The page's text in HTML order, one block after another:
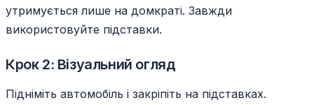
утримується лише на домкраті. Завжди
використовуйте підставки.
Крок 2: Візуальний огляд
Підніміть автомобіль і закріпіть на підставках.